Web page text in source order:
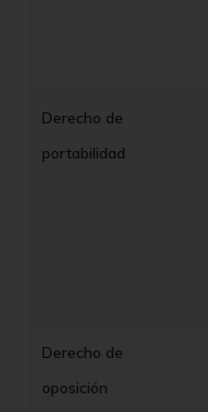
Derecho de
portabilidad
Derecho de
oposición